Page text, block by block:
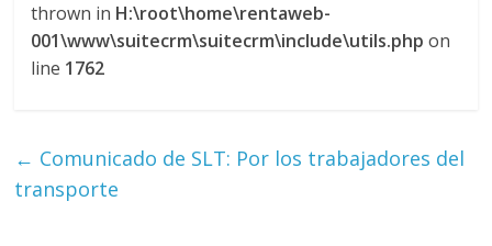
thrown in H:\root\home\rentaweb-
001\www\suitecrm\suitecrm\include\utils.php on
line 1762
← Comunicado de SLT: Por los trabajadores del
transporte